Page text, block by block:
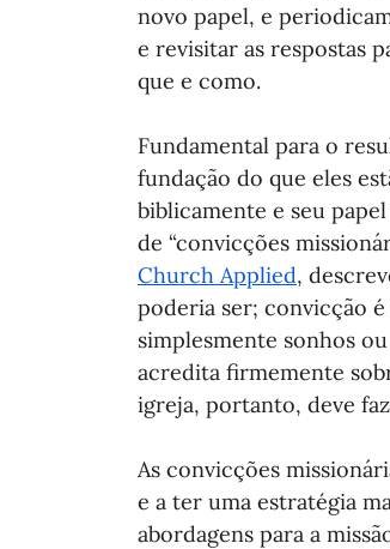
novo papel, e
e revisitar as respostas
que e como.
Fundamental para o
fundação do que eles
biblicamente e seu
de “convicções
Church Applied,
poderia ser; convicção é
simplesmente sonhos
acredita firmemente
igreja, portanto, deve
As convicções
e a ter uma estratégia
abordagens para a